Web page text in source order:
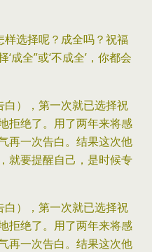
选择呢？成全吗？祝福
成全”或‘不成全’，你都会
白），第一次就已选择祝
拒绝了。用了两年来将感
再一次告白。结果这次他
就要提醒自己，是时候专
白），第一次就已选择祝
拒绝了。用了两年来将感
再一次告白。结果这次他